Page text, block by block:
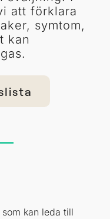
att förklara
symtom,
kan
kan leda till